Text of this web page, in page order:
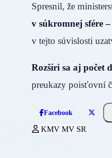
Spresnil, že
v súkromnej sfére –
v tejto súvislosti
Rozšíri sa aj počet
preukazy poisťovní
Facebook
KMV MV SR